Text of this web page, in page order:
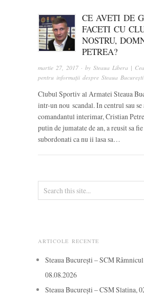
CE AVETI DE
FACETI CU
NOSTRU,
PETREA?
martie 27, 2017 · by Steaua Libera |
pentru informații despre Steaua București
Clubul Sportiv al Armatei Steaua
intr-un nou scandal. In centrul sau se
comandantul interimar, Cristian
putin de jumatate de an, a reusit sa
subordonati ca nu ii lasa sa…
ARTICOLE RECENTE
Steaua București – SCM
08.08.2026
Steaua București – CSM Slatina,